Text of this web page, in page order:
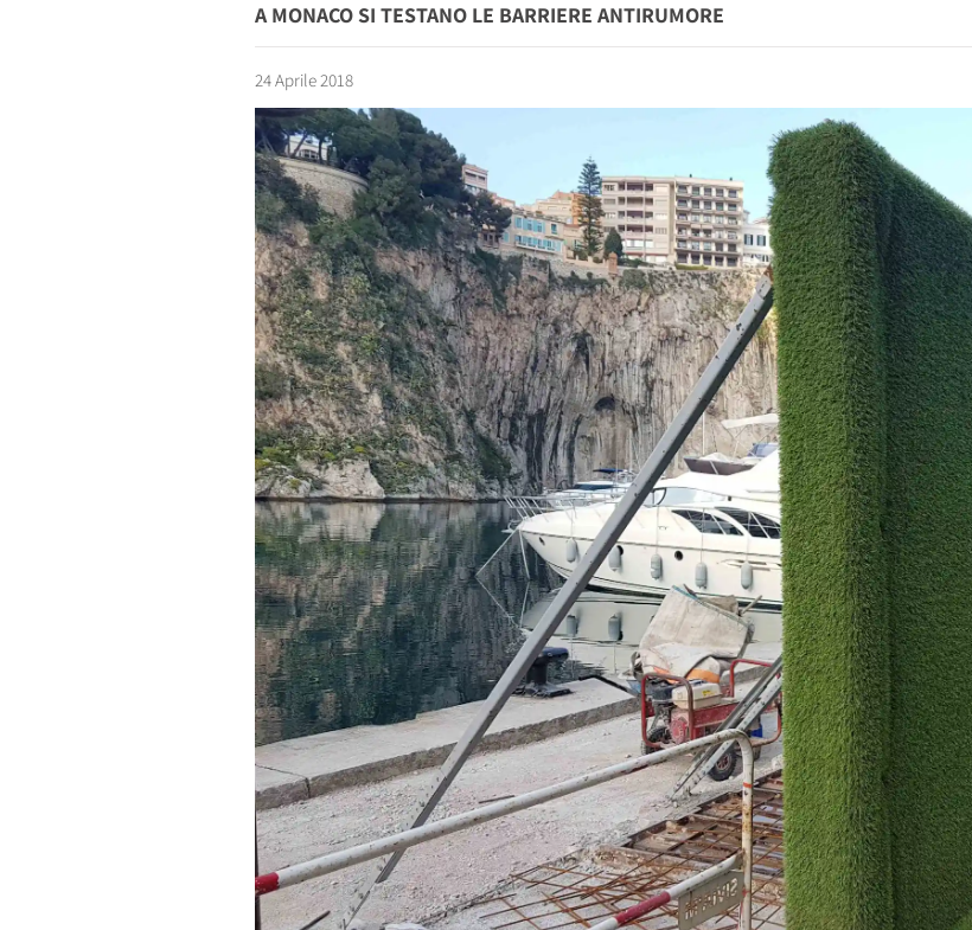
A MONACO SI TESTANO LE BARRIERE ANTIRUMORE
24 Aprile 2018